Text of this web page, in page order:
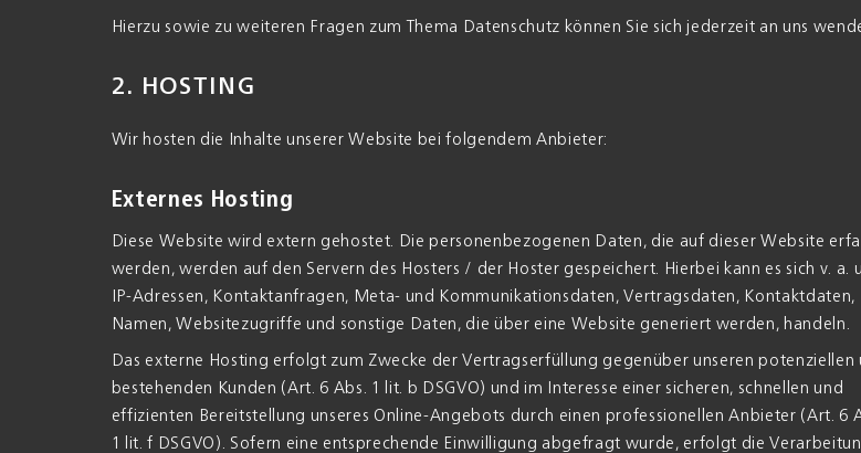
Hierzu sowie zu weiteren Fragen zum Thema Datenschutz können Sie sich jederzeit an uns
2. HOSTING
Wir hosten die Inhalte unserer Website bei folgendem Anbieter:
Externes Hosting
Diese Website wird extern gehostet. Die personenbezogenen Daten, die auf dieser Website
werden, werden auf den Servern des Hosters / der Hoster gespeichert. Hierbei kann es sich v. a.
IP-Adressen, Kontaktanfragen, Meta- und Kommunikationsdaten, Vertragsdaten, Kontaktdaten,
Namen, Websitezugriffe und sonstige Daten, die über eine Website generiert werden, handeln.
Das externe Hosting erfolgt zum Zwecke der Vertragserfüllung gegenüber unseren potenziellen
bestehenden Kunden (Art. 6 Abs. 1 lit. b DSGVO) und im Interesse einer sicheren, schnellen und
effizienten Bereitstellung unseres Online-Angebots durch einen professionellen Anbieter (Art. 6
1 lit. f DSGVO). Sofern eine entsprechende Einwilligung abgefragt wurde, erfolgt die